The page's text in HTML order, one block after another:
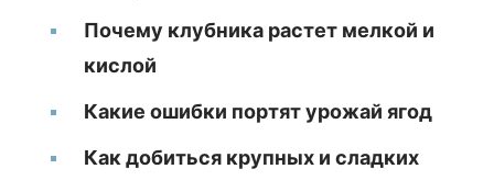
Почему клубника растет мелкой и
кислой
Какие ошибки портят урожай ягод
Как добиться крупных и сладких